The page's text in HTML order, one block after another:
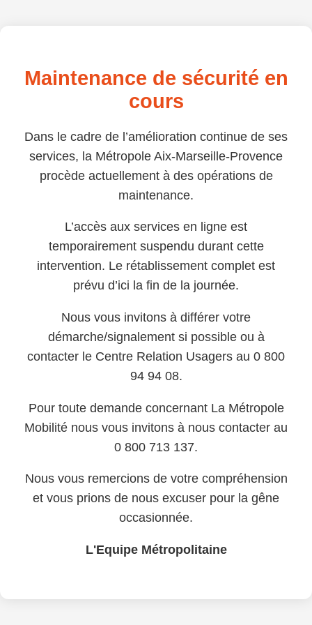
Maintenance de sécurité en
cours
Dans le cadre de l’amélioration continue de ses
services, la Métropole Aix-Marseille-Provence
procède actuellement à des opérations de
maintenance.
L’accès aux services en ligne est
temporairement suspendu durant cette
intervention. Le rétablissement complet est
prévu d’ici la fin de la journée.
Nous vous invitons à différer votre
démarche/signalement si possible ou à
contacter le Centre Relation Usagers au 0 800
94 94 08.
Pour toute demande concernant La Métropole
Mobilité nous vous invitons à nous contacter au
0 800 713 137.
Nous vous remercions de votre compréhension
et vous prions de nous excuser pour la gêne
occasionnée.
L'Equipe Métropolitaine